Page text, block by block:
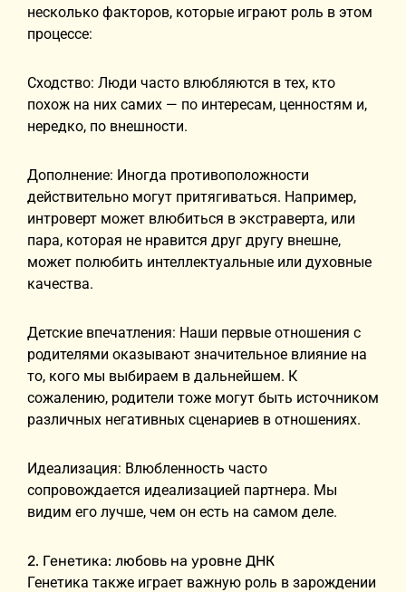
несколько факторов, которые играют роль в этом
процессе:
Сходство: Люди часто влюбляются в тех, кто
похож на них самих — по интересам, ценностям и,
нередко, по внешности.
Дополнение: Иногда противоположности
действительно могут притягиваться. Например,
интроверт может влюбиться в экстраверта, или
пара, которая не нравится друг другу внешне,
может полюбить интеллектуальные или духовные
качества.
Детские впечатления: Наши первые отношения с
родителями оказывают значительное влияние на
то, кого мы выбираем в дальнейшем. К
сожалению, родители тоже могут быть источником
различных негативных сценариев в отношениях.
Идеализация: Влюбленность часто
сопровождается идеализацией партнера. Мы
видим его лучше, чем он есть на самом деле.
2. Генетика: любовь на уровне ДНК
Генетика также играет важную роль в зарождении